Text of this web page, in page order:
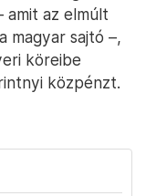
az elmúlt
magyar sajtó –,
köreibe
közpénzt.